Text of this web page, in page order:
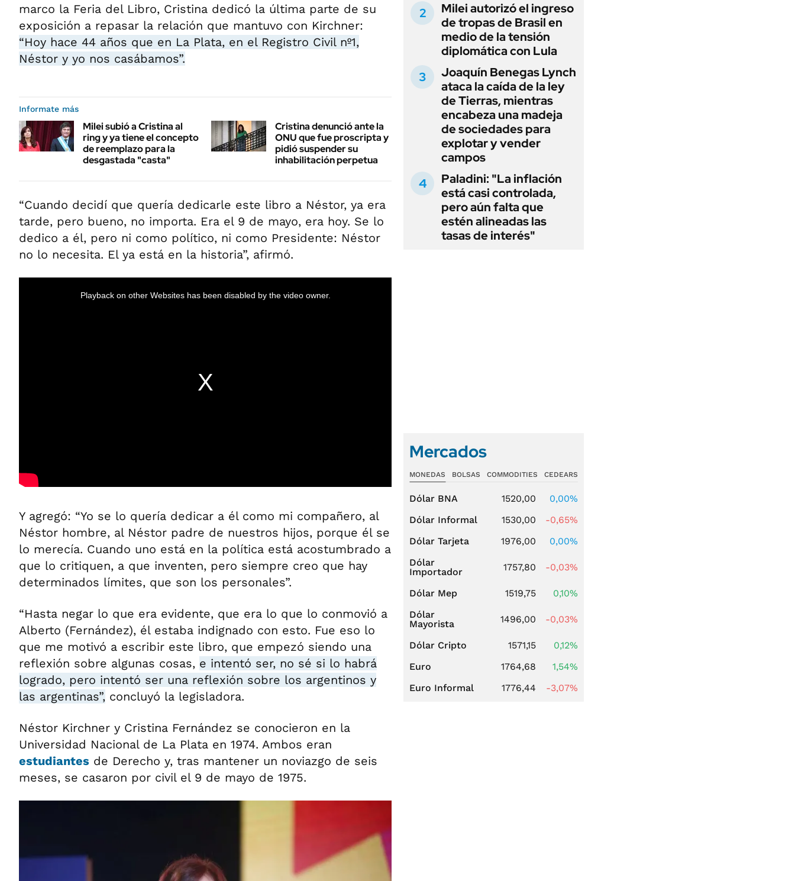
marco la Feria del Libro, Cristina dedicó la última parte de su
exposición a repasar la relación que mantuvo con Kirchner:
“Hoy hace 44 años que en La Plata, en el Registro Civil nº1,
Néstor y yo nos casábamos”.
Informate más
Milei subió a Cristina al
ring y ya tiene el concepto
de reemplazo para la
desgastada "casta"
Cristina denunció ante la
ONU que fue proscripta y
pidió suspender su
inhabilitación perpetua
“Cuando decidí que quería dedicarle este libro a Néstor, ya era
tarde, pero bueno, no importa. Era el 9 de mayo, era hoy. Se lo
dedico a él, pero ni como político, ni como Presidente: Néstor
no lo necesita. El ya está en la historia”, afirmó.
Y agregó: “Yo se lo quería dedicar a él como mi compañero, al
Néstor hombre, al Néstor padre de nuestros hijos, porque él se
lo merecía. Cuando uno está en la política está acostumbrado a
que lo critiquen, a que inventen, pero siempre creo que hay
determinados límites, que son los personales”.
“Hasta negar lo que era evidente, que era lo que lo conmovió a
Alberto (Fernández), él estaba indignado con esto. Fue eso lo
que me motivó a escribir este libro, que empezó siendo una
reflexión sobre algunas cosas, e intentó ser, no sé si lo habrá
logrado, pero intentó ser una reflexión sobre los argentinos y
las argentinas”, concluyó la legisladora.
Néstor Kirchner y Cristina Fernández se conocieron en la
Universidad Nacional de La Plata en 1974. Ambos eran
estudiantes de Derecho y, tras mantener un noviazgo de seis
meses, se casaron por civil el 9 de mayo de 1975.
Milei autorizó el ingreso
de tropas de Brasil en
medio de la tensión
diplomática con Lula
Joaquín Benegas Lynch
ataca la caída de la ley
de Tierras, mientras
encabeza una madeja
de sociedades para
explotar y vender
campos
Paladini: "La inflación
está casi controlada,
pero aún falta que
estén alineadas las
tasas de interés"
Mercados
MONEDAS BOLSAS COMMODITIES CEDEARS
Dólar BNA 1520,00
0,00%
Dólar Informal
1530,00
-0,65%
Dólar Tarjeta
1976,00
0,00%
Dólar
Importador
1757,80 -0,03%
Dólar Mep 1519,75
0,10%
Dólar
Mayorista
1496,00 -0,03%
Dólar Cripto 1571,15
0,12%
Euro
1764,68
1,54%
Euro Informal
1776,44 -3,07%